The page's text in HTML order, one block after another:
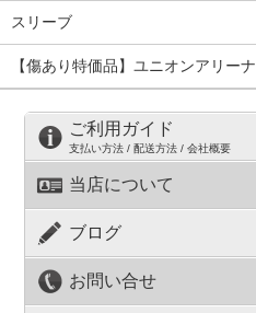
スリーブ
【傷あり特価品】ユニオンアリーナ
ご利用ガイド
支払い方法 / 配送方法 / 会社概要
当店について
ブログ
お問い合せ